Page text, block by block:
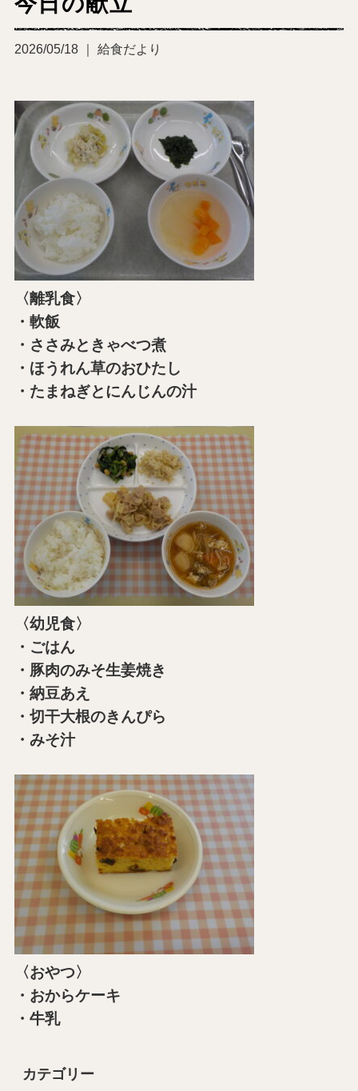
2026/05/18 ｜ 給食だより
〈離乳食〉
・軟飯
・ささみときゃべつ煮
・ほうれん草のおひたし
・たまねぎとにんじんの汁
〈幼児食〉
・ごはん
・豚肉のみそ生姜焼き
・納豆あえ
・切干大根のきんぴら
・みそ汁
〈おやつ〉
・おからケーキ
・牛乳
カテゴリー